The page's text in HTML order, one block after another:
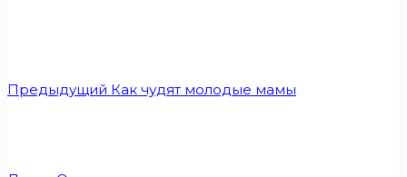
Предыдущий Как чудят молодые мамы